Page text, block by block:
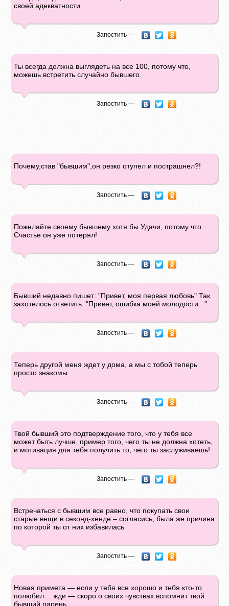
своей адекватности
Запостить —
Ты всегда должна выглядеть на все 100, потому что,
можешь встретить случайно бывшего.
Запостить —
Почему,став "бывшим",он резко отупел и пострашнел?!
Запостить —
Пожелайте своему бывшему хотя бы Удачи, потому что
Счастье он уже потерял!
Запостить —
Бывший недавно пишет: "Привет, моя первая любовь" Так
захотелось ответить: "Привет, ошибка моей молодости..."
Запостить —
Теперь другой меня ждет у дома, а мы с тобой теперь
просто знакомы..
Запостить —
Твой бывший это подтверждение того, что у тебя все
может быть лучше, пример того, чего ты не должна хотеть,
и мотивация для тебя получить то, чего ты заслуживаешь!
Запостить —
Встречаться с бывшим все равно, что покупать свои
старые вещи в секонд-хенде – согласись, была же причина
по которой ты от них избавилась
Запостить —
Новая примета — если у тебя все хорошо и тебя кто-то
полюбил… жди — скоро о своих чувствах вспомнит твой
бывший парень.